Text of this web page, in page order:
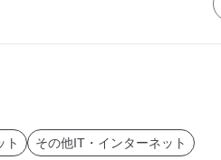
ト その他IT・インターネット